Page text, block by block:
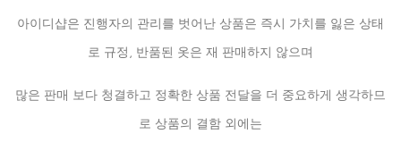
아이디샵은 진행자의 관리를 벗어난 상품은 즉시 가치를 잃은 상태
로 규정, 반품된 옷은 재 판매하지 않으며
많은 판매 보다 청결하고 정확한 상품 전달을 더 중요하게 생각하므
로 상품의 결함 외에는